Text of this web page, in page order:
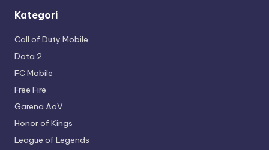
Kategori
Call of Duty Mobile
Dota 2
FC Mobile
Free Fire
Garena AoV
Honor of Kings
League of Legends